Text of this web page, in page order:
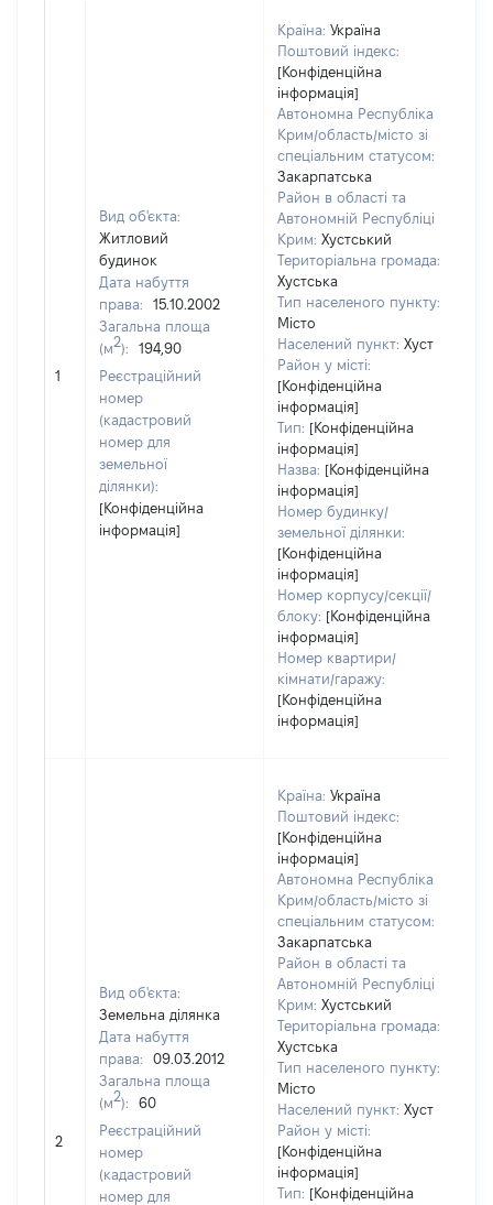
1
Вид об'єкта:
Житловий
будинок
Дата набуття
права:
15.10.2002
Загальна площа
(м2):
194,90
Реєстраційний
номер
(кадастровий
номер для
земельної
ділянки):
[Конфіденційна
інформація]
Країна: Україна
Поштовий індекс:
[Конфіденційна
інформація]
Автономна Республіка
Крим/область/місто зі
спеціальним статусом:
Закарпатська
Район в області та
Автономній Республіці
Крим: Хустський
Територіальна громада:
Хустська
Тип населеного пункту:
Місто
Населений пункт: Хуст
Район у місті:
[Конфіденційна
інформація]
Тип: [Конфіденційна
інформація]
Назва: [Конфіденційна
інформація]
Номер будинку/
земельної ділянки:
[Конфіденційна
інформація]
Номер корпусу/секції/
блоку: [Конфіденційна
інформація]
Номер квартири/
кімнати/гаражу:
[Конфіденційна
інформація]
2
Вид об'єкта:
Земельна ділянка
Дата набуття
права:
09.03.2012
Загальна площа
(м2):
60
Реєстраційний
номер
(кадастровий
номер для
Країна: Україна
Поштовий індекс:
[Конфіденційна
інформація]
Автономна Республіка
Крим/область/місто зі
спеціальним статусом:
Закарпатська
Район в області та
Автономній Республіці
Крим: Хустський
Територіальна громада:
Хустська
Тип населеного пункту:
Місто
Населений пункт: Хуст
Район у місті:
[Конфіденційна
інформація]
Тип: [Конфіденційна